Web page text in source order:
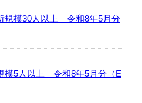
模30人以上 令和8年5月分
5人以上 令和8年5月分（E